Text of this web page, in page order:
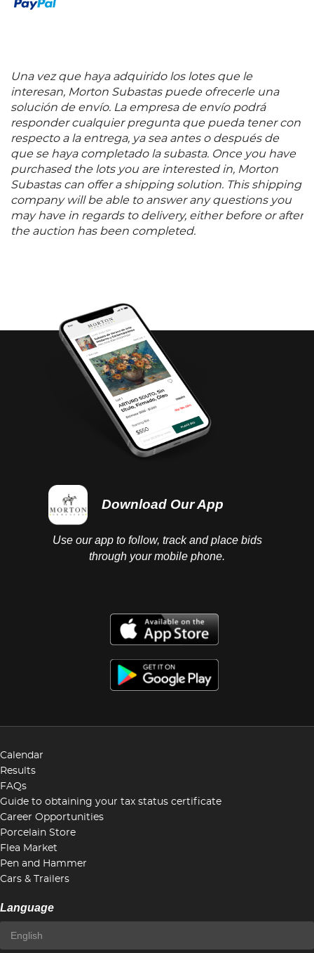
Una vez que haya adquirido los lotes que le
interesan, Morton Subastas puede ofrecerle una
solución de envío. La empresa de envío podrá
responder cualquier pregunta que pueda tener con
respecto a la entrega, ya sea antes o después de
que se haya completado la subasta. Once you have
purchased the lots you are interested in, Morton
Subastas can offer a shipping solution. This shipping
company will be able to answer any questions you
may have in regards to delivery, either before or after
the auction has been completed.
Download Our App
Use our app to follow, track and place bids
through your mobile phone.
Calendar
Results
FAQs
Guide to obtaining your tax status certificate
Career Opportunities
Porcelain Store
Flea Market
Pen and Hammer
Cars & Trailers
Language